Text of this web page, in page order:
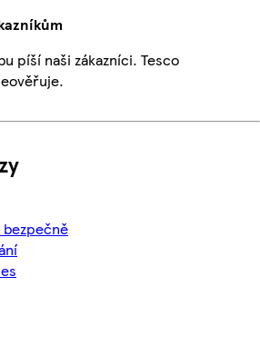
píší naši zákazníci. Tesco